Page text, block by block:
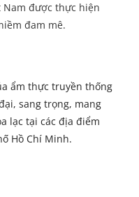
Nam được thực hiện
đam mê.
ẩm thực truyền thống
sang trọng, mang
lạc tại các địa điểm
Hồ Chí Minh.